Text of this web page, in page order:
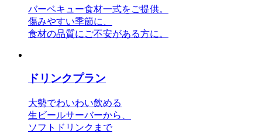
バーベキュー食材一式をご提供。
傷みやすい季節に、
食材の品質にご不安がある方に。
ドリンクプラン
大勢でわいわい飲める
生ビールサーバーから、
ソフトドリンクまで